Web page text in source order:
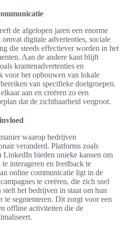
de afgelopen jaren een enorme
digitale advertenties, sociale
die steeds effectiever worden in het
Aan de andere kant blijft
krantenadvertenties en
voor het opbouwen van lokale
van specifieke doelgroepen.
aan en creëren zo een
dat de zichtbaarheid vergroot.
waarop bedrijven
veranderd. Platforms zoals
LinkedIn bieden unieke kansen om
interageren en feedback te
online communicatie ligt in de
te creëren, die zich snel
het bedrijven in staat om hun
te segmenteren. Dit zorgt voor een
offline activiteiten die de